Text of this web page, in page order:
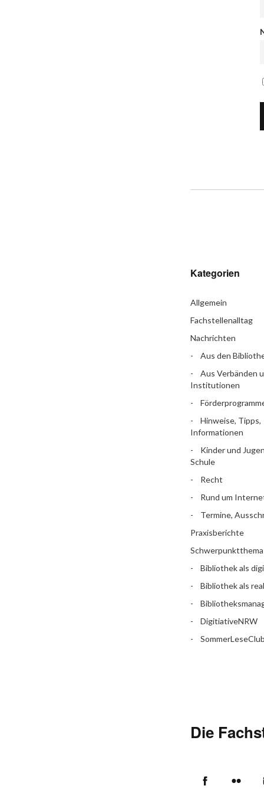
Kategorien
Allgemein
Fachstellenalltag
Nachrichten
Aus den
Aus Verbänden
Institutionen
Hinweise, Tipps,
Informationen
Kinder und
Schule
Recht
Rund um
Termine,
Praxisberichte
Schwerpunktthema
Bibliothek als
Bibliothek als
DigitiativeNRW
Die